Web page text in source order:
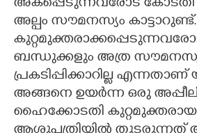
അകപ്പെടുന്നവരോട് കോടതി
അല്പം സൗമനസ്യം
ബന്ധുക്കളും അത്ര
പ്രകടിപ്പിക്കാറില്ല എന്നതാണ്
അങ്ങനെ ഉയർന്ന ഒരു
ഹൈക്കോടതി